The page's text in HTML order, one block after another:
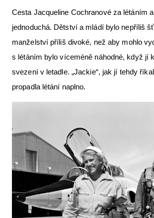
Cesta Jacqueline Cochranové za létáním
jednoduchá. Dětství a mládí bylo nepříliš
manželství příliš divoké, než aby mohlo
s létáním bylo víceméně náhodné, když jí
svezení v letadle. „Jackie“, jak jí tehdy
propadla létání naplno.